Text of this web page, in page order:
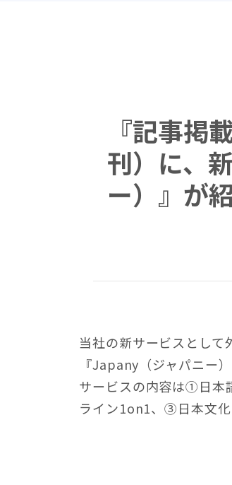
『記事掲
刊）に、
ー）』が
当社の新サービスとし
『Japany（ジャパニー
サービスの内容は①日本
ライン1on1、③日本文化